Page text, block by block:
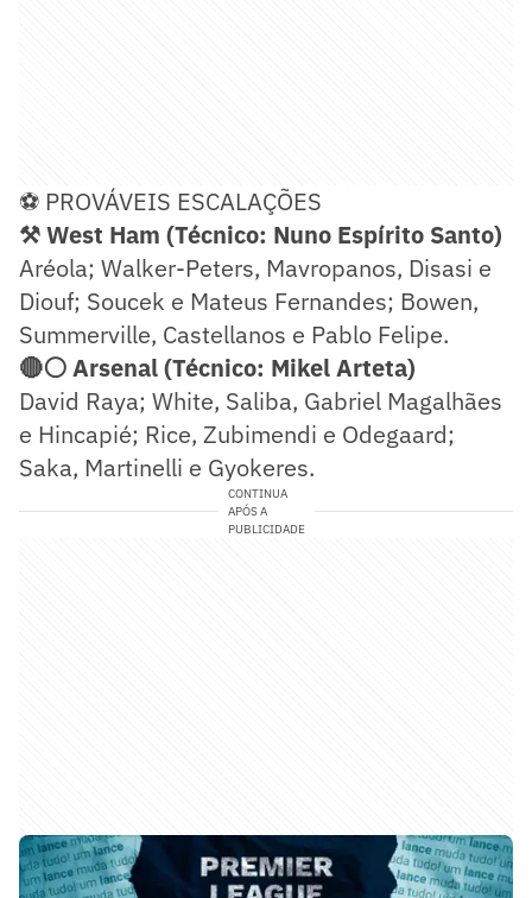
⚽ PROVÁVEIS ESCALAÇÕES
⚒️ West Ham (Técnico: Nuno Espírito Santo)
Aréola; Walker-Peters, Mavropanos, Disasi e
Diouf; Soucek e Mateus Fernandes; Bowen,
Summerville, Castellanos e Pablo Felipe.
🔴⚪ Arsenal (Técnico: Mikel Arteta)
David Raya; White, Saliba, Gabriel Magalhães
e Hincapié; Rice, Zubimendi e Odegaard;
Saka, Martinelli e Gyokeres.
CONTINUA
APÓS A
PUBLICIDADE